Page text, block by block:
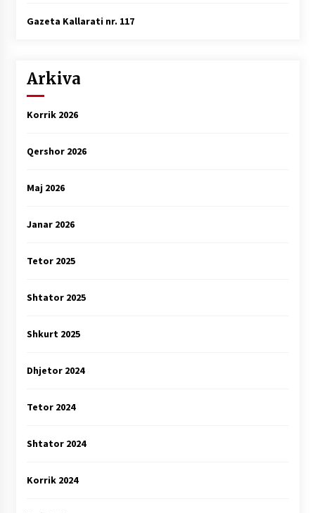
Gazeta Kallarati nr. 117
Arkiva
Korrik 2026
Qershor 2026
Maj 2026
Janar 2026
Tetor 2025
Shtator 2025
Shkurt 2025
Dhjetor 2024
Tetor 2024
Shtator 2024
Korrik 2024